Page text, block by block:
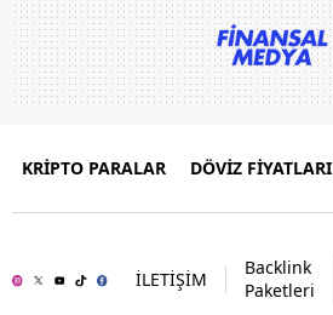
KRİPTO PARALAR DÖVİZ FİYATLARI
İLETİŞİM
Backlink
Paketleri